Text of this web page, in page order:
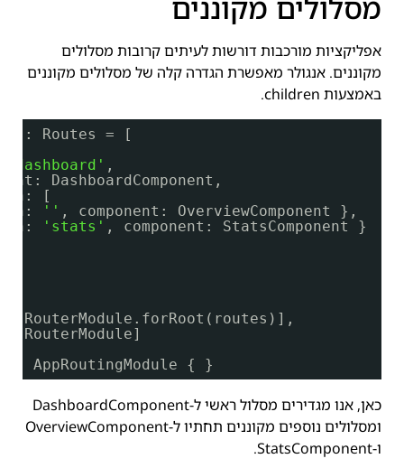
אפליקציות מורכבות דורשות לעיתים קרובות מסלולים
מקוננים. אנגולר מאפשרת הגדרה קלה של מסלולים מקוננים
באמצעות children.
Routes = [
'dashboard' ,
DashboardComponent,
[
'' , component: OverviewComponent },
'stats' , component: StatsComponent }
[RouterModule.forRoot(routes)],
[RouterModule]
AppRoutingModule { }
כאן, אנו מגדירים מסלול ראשי ל-DashboardComponent
ומסלולים נוספים מקוננים תחתיו ל-OverviewComponent
ו-StatsComponent.